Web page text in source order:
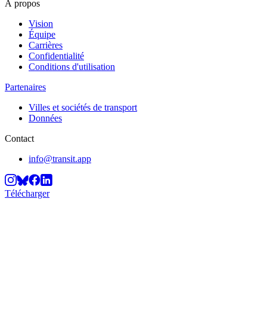
À propos
Vision
Équipe
Carrières
Confidentialité
Conditions d'utilisation
Partenaires
Villes et sociétés de transport
Données
Contact
info@transit.app
Télécharger